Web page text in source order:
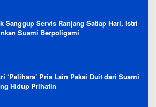
Sanggup Servis Ranjang Satiap Hari, Istri
Suami Berpoligami
‘Pelihara’ Pria Lain Pakai Duit dari Suami
Hidup Prihatin